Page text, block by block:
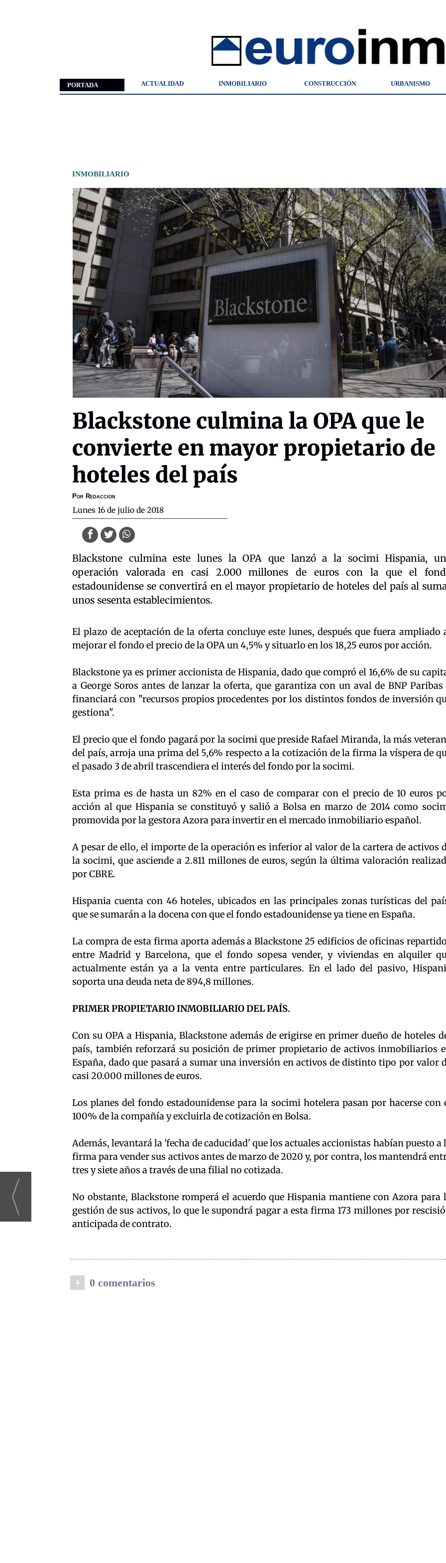
PORTADA ACTUALIDAD INMOBILIARIO CONSTRUCCIÓN URBANISMO
INMOBILIARIO
Blackstone culmina la OPA que le
convierte en mayor propietario de
hoteles del país
Por Redaccion
lunes 16 de julio de 2018
Blackstone culmina este lunes la OPA que lanzó a la socimi Hispania,
operación valorada en casi 2.000 millones de euros con la que el
estadounidense se convertirá en el mayor propietario de hoteles del país al
unos sesenta establecimientos.
El plazo de aceptación de la oferta concluye este lunes, después que fuera ampliado
mejorar el fondo el precio de la OPA un 4,5% y situarlo en los 18,25 euros por acción.
Blackstone ya es primer accionista de Hispania, dado que compró el 16,6% de su
a George Soros antes de lanzar la oferta, que garantiza con un aval de BNP Paribas
financiará con "recursos propios procedentes por los distintos fondos de inversión
gestiona".
El precio que el fondo pagará por la socimi que preside Rafael Miranda, la más
del país, arroja una prima del 5,6% respecto a la cotización de la firma la víspera de
el pasado 3 de abril trascendiera el interés del fondo por la socimi.
Esta prima es de hasta un 82% en el caso de comparar con el precio de 10 euros
acción al que Hispania se constituyó y salió a Bolsa en marzo de 2014 como
promovida por la gestora Azora para invertir en el mercado inmobiliario español.
A pesar de ello, el importe de la operación es inferior al valor de la cartera de activos
la socimi, que asciende a 2.811 millones de euros, según la última valoración
por CBRE.
Hispania cuenta con 46 hoteles, ubicados en las principales zonas turísticas del
que se sumarán a la docena con que el fondo estadounidense ya tiene en España.
La compra de esta firma aporta además a Blackstone 25 edificios de oficinas
entre Madrid y Barcelona, que el fondo sopesa vender, y viviendas en alquiler
actualmente están ya a la venta entre particulares. En el lado del pasivo,
soporta una deuda neta de 894,8 millones.
PRIMER PROPIETARIO INMOBILIARIO DEL PAÍS.
Con su OPA a Hispania, Blackstone además de erigirse en primer dueño de hoteles
país, también reforzará su posición de primer propietario de activos inmobiliarios
España, dado que pasará a sumar una inversión en activos de distinto tipo por valor
casi 20.000 millones de euros.
Los planes del fondo estadounidense para la socimi hotelera pasan por hacerse con
100% de la compañía y excluirla de cotización en Bolsa.
Además, levantará la 'fecha de caducidad' que los actuales accionistas habían puesto a
firma para vender sus activos antes de marzo de 2020 y, por contra, los mantendrá
tres y siete años a través de una filial no cotizada.
No obstante, Blackstone romperá el acuerdo que Hispania mantiene con Azora para
gestión de sus activos, lo que le supondrá pagar a esta firma 173 millones por
anticipada de contrato.
+ 0 comentarios